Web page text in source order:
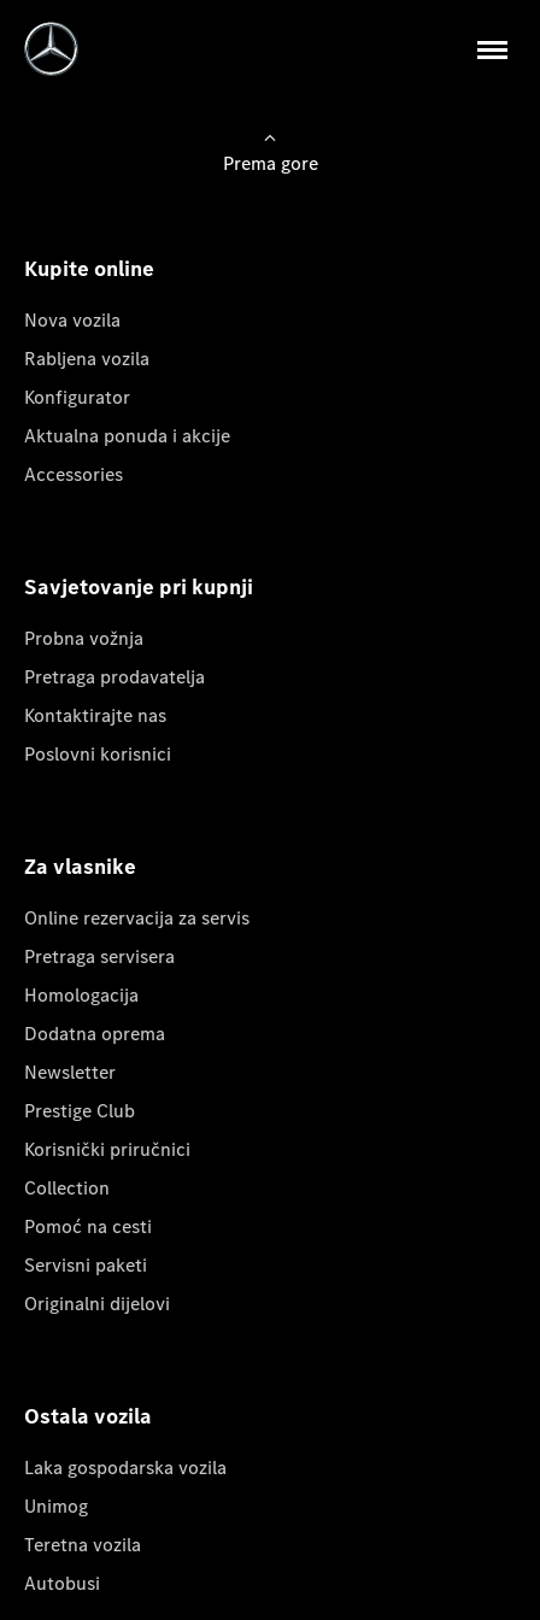
Prema gore
Kupite online
Nova vozila
Rabljena vozila
Konfigurator
Aktualna ponuda i akcije
Accessories
Savjetovanje pri kupnji
Probna vožnja
Pretraga prodavatelja
Kontaktirajte nas
Poslovni korisnici
Za vlasnike
Online rezervacija za servis
Pretraga servisera
Homologacija
Dodatna oprema
Newsletter
Prestige Club
Korisnički priručnici
Collection
Pomoć na cesti
Servisni paketi
Originalni dijelovi
Ostala vozila
Laka gospodarska vozila
Unimog
Teretna vozila
Autobusi